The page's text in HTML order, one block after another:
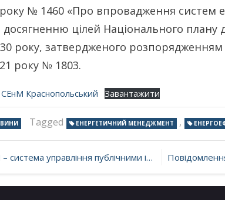
року № 1460 «Про впровадження систем
цілей Національного плану
року, затвердженого розпорядженням
року № 1803.
СЕнМ Краснопольський Завантажити
Tagged ЕНЕРГЕТИЧНИЙ МЕНЕДЖМЕНТ ,
управління публічними інвестиціями!